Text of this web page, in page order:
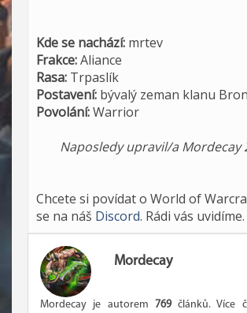
Kde se nachází: mrtev
Frakce:Aliance
Rasa: Trpaslík
Postavení: bývalý zeman klanu
Povolání:Warrior
Naposledy upravil/a Mordecay
Chcete si povídat o World of
se na náš Discord. Rádi vás uvidíme.
Mordecay
Mordecay je autorem 769článků. Více